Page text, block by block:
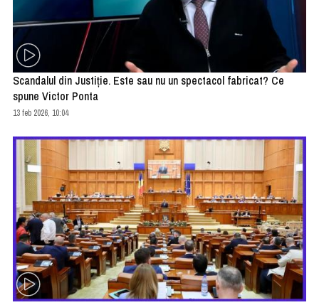
Scandalul din Justiție. Este sau nu un spectacol fabricat? Ce
spune Victor Ponta
13 feb 2026, 10:04